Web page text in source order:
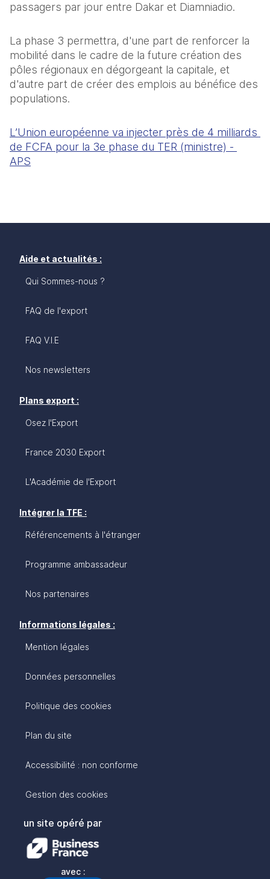
passagers par jour entre Dakar et Diamniadio.
La phase 3 permettra, d'une part de renforcer la
mobilité dans le cadre de la future création des
pôles régionaux en dégorgeant la capitale, et
d'autre part de créer des emplois au bénéfice des
populations.
L’Union européenne va injecter près de 4 milliards
de FCFA pour la 3e phase du TER (ministre) -
APS
Aide et actualités :
Qui Sommes-nous ?
FAQ de l'export
FAQ V.I.E
Nos newsletters
Plans export :
Osez l'Export
France 2030 Export
L'Académie de l'Export
Intégrer la TFE :
Référencements à l'étranger
Programme ambassadeur
Nos partenaires
Informations légales :
Mention légales
Données personnelles
Politique des cookies
Plan du site
Accessibilité : non conforme
Gestion des cookies
un site opéré par
avec :